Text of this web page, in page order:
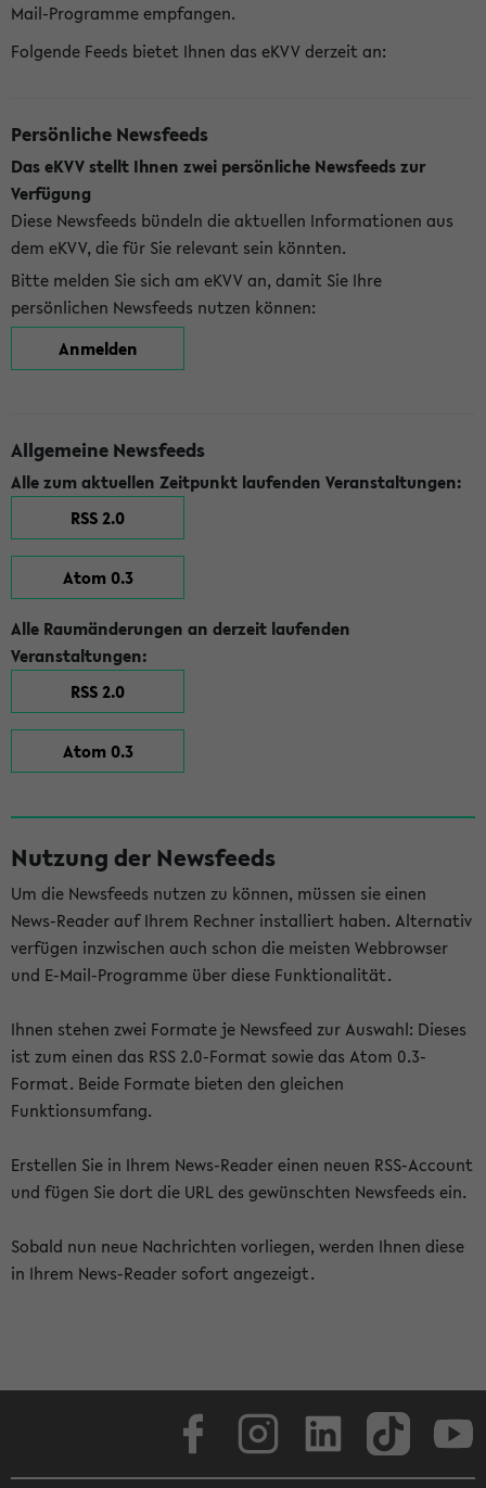
Mail-Programme empfangen.
Folgende Feeds bietet Ihnen das eKVV derzeit an:
Persönliche Newsfeeds
Das eKVV stellt Ihnen zwei persönliche Newsfeeds zur
Verfügung
Diese Newsfeeds bündeln die aktuellen Informationen aus
dem eKVV, die für Sie relevant sein könnten.
Bitte melden Sie sich am eKVV an, damit Sie Ihre
persönlichen Newsfeeds nutzen können:
Anmelden
Allgemeine Newsfeeds
Alle zum aktuellen Zeitpunkt laufenden Veranstaltungen:
RSS 2.0
Atom 0.3
Alle Raumänderungen an derzeit laufenden
Veranstaltungen:
RSS 2.0
Atom 0.3
Nutzung der Newsfeeds
Um die Newsfeeds nutzen zu können, müssen sie einen
News-Reader auf Ihrem Rechner installiert haben. Alternativ
verfügen inzwischen auch schon die meisten Webbrowser
und E-Mail-Programme über diese Funktionalität.
Ihnen stehen zwei Formate je Newsfeed zur Auswahl: Dieses
ist zum einen das RSS 2.0-Format sowie das Atom 0.3-
Format. Beide Formate bieten den gleichen
Funktionsumfang.
Erstellen Sie in Ihrem News-Reader einen neuen RSS-Account
und fügen Sie dort die URL des gewünschten Newsfeeds ein.
Sobald nun neue Nachrichten vorliegen, werden Ihnen diese
in Ihrem News-Reader sofort angezeigt.